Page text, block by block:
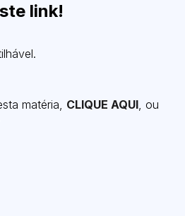
link!
matéria, CLIQUE AQUI , ou